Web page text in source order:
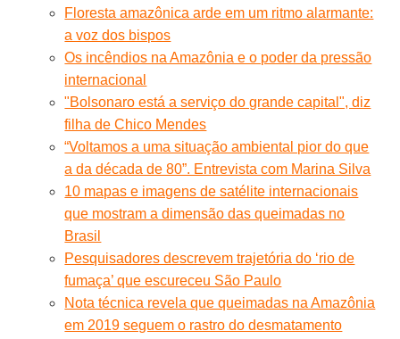
Floresta amazônica arde em um ritmo alarmante:
a voz dos bispos
Os incêndios na Amazônia e o poder da pressão
internacional
"Bolsonaro está a serviço do grande capital", diz
filha de Chico Mendes
“Voltamos a uma situação ambiental pior do que
a da década de 80”. Entrevista com Marina Silva
10 mapas e imagens de satélite internacionais
que mostram a dimensão das queimadas no
Brasil
Pesquisadores descrevem trajetória do ‘rio de
fumaça’ que escureceu São Paulo
Nota técnica revela que queimadas na Amazônia
em 2019 seguem o rastro do desmatamento